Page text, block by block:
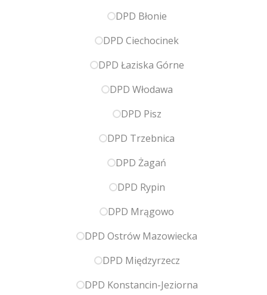
DPD Błonie
DPD Ciechocinek
DPD Łaziska Górne
DPD Włodawa
DPD Pisz
DPD Trzebnica
DPD Żagań
DPD Rypin
DPD Mrągowo
DPD Ostrów Mazowiecka
DPD Międzyrzecz
DPD Konstancin-Jeziorna